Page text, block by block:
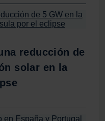
reducción de
solar en la